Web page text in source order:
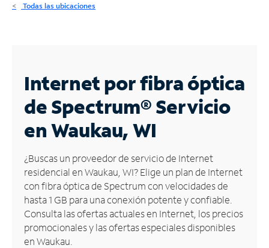
Business
Contáctanos
Inglés
Administrar
cuenta
Encuentra
una
tienda
Todas las ubicaciones
Internet por fibra óptica
de Spectrum®Servicio
en Waukau, WI
¿Buscas un proveedor de servicio de Internet
residencial en Waukau, WI? Elige un plan de Internet
con fibra óptica de Spectrum con velocidades de
hasta 1 GB para una conexión potente y confiable.
Consulta las ofertas actuales en Internet, los precios
promocionales y las ofertas especiales disponibles
en Waukau.